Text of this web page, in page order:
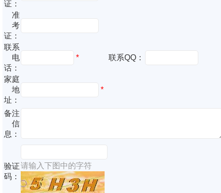
证：
准
考
证：
联系
电
话：
* 联系QQ：
家庭
地
址：
*
备注
信
息：
验证
码：
请输入下图中的字符